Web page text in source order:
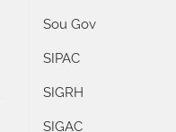
Sou Gov
SIPAC
SIGRH
SIGAC